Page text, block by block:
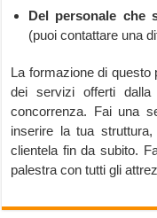
Del personale che
(puoi contattare una
La formazione di questo
dei servizi offerti
concorrenza. Fai una
inserire la tua
clientela fin da subito.
palestra con tutti gli